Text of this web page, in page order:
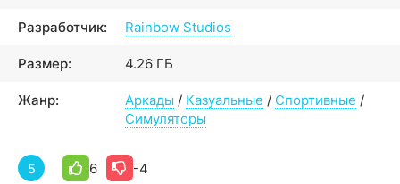
Разработчик: Rainbow Studios
Размер: 4.26 ГБ
Жанр: Аркады / Казуальные / Спортивные /
Симуляторы
5 6 -4